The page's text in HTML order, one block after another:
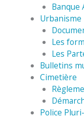
Banque
Urbanisme
Les
Les
Bulletins
Cimetière
Police